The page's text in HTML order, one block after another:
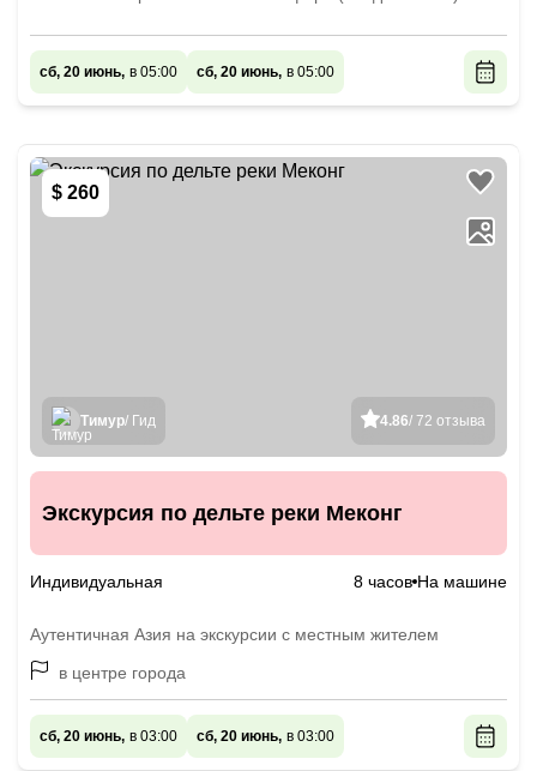
сб, 20 июнь, в 05:00 сб, 20 июнь, в 05:00
$ 260
4.86/ 72 отзыва
Тимур/ Гид
Экскурсия по дельте реки Меконг
Индивидуальная 8 часов На машине
Аутентичная Азия на экскурсии с местным жителем
в центре города
сб, 20 июнь, в 03:00 сб, 20 июнь, в 03:00